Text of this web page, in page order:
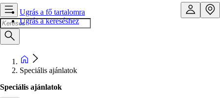
Ugrás a fő tartalomra
Ugrás a kereséshez
Speciális ajánlatok
Speciális ajánlatok